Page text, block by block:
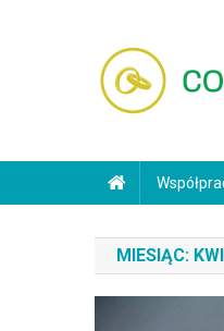
MIESIĄC: